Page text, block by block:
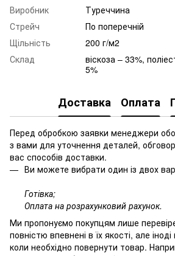
Виробник
Туреччина
Стрейч
По поперечній
Щільність
200 г/м2
Склад
віскоза – 33%,
5%
Доставка Оплата
Перед обробкою заявки менеджери
з вами для уточнення деталей,
вас способів доставки.
Ви можете вибрати один із двох
Готівка;
Оплата на розрахунковий рахунок.
Ми пропонуємо покупцям лише
повністю впевнені в їх якості, але
коли необхідно повернути товар.